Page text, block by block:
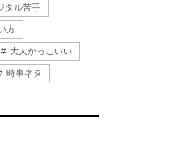
タル苦手
方
大人かっこいい
時事ネタ